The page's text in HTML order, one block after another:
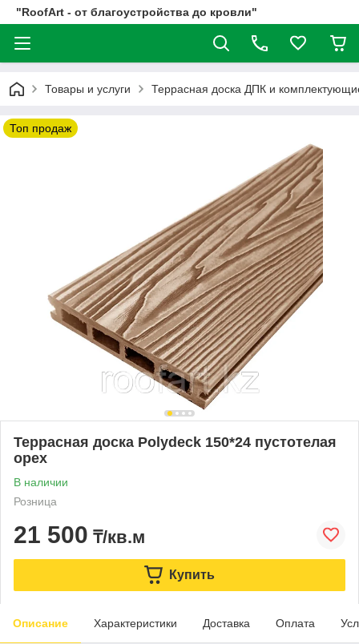
"RoofArt - от благоустройства до кровли"
Товары и услуги Террасная доска ДПК и
Топ продаж
Террасная доска Polydeck 150*24 пустотелая
орех
В наличии
Розница
21 500 ₸/кв.м
Купить
Описание Характеристики Доставка Оплата